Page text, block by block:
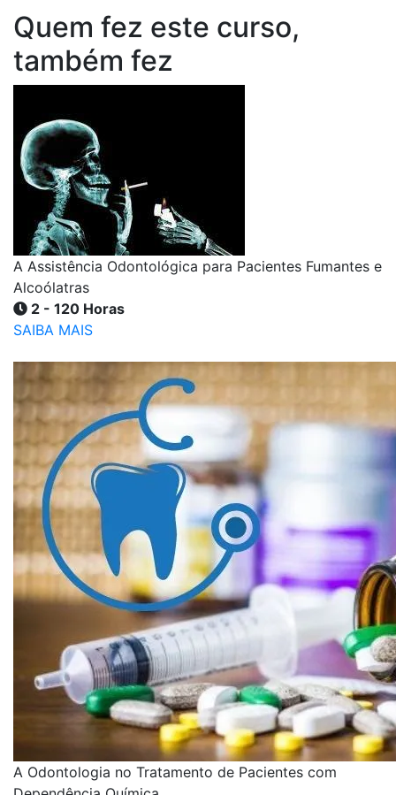
Quem fez este curso,
também fez
A Assistência Odontológica para Pacientes Fumantes e
Alcoólatras
2 - 120 Horas
SAIBA MAIS
A Odontologia no Tratamento de Pacientes com